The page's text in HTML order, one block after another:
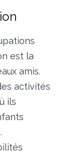
est la
amis.
activités
ils